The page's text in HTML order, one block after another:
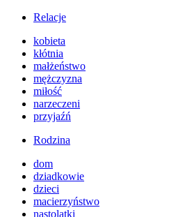
Relacje
kobieta
kłótnia
małżeństwo
mężczyzna
miłość
narzeczeni
przyjaźń
Rodzina
dom
dziadkowie
dzieci
macierzyństwo
nastolatki